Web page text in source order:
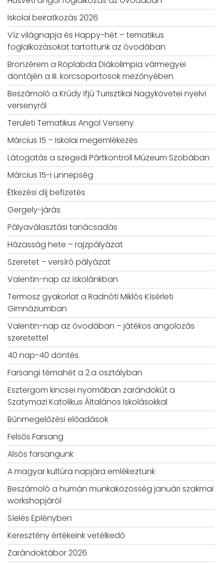
Iskolai beiratkozás 2026
Víz világnapja és Happy-hét – tematikus
foglalkozásokat tartottunk az óvodában
Bronzérem a Röplabda Diákolimpia vármegyei
döntőjén a III. korcsoportosok mezőnyében
Beszámoló a Krúdy Ifjú Turisztikai Nagykövetei nyelvi
versenyről
Területi Tematikus Angol Verseny
Március 15 – Iskolai megemlékezés
Látogatás a szegedi Pártkontroll Múzeum Szobában
Március 15-i ünnepség
Étkezési díj befizetés
Gergely-járás
Pályaválasztási tanácsadás
Házasság hete – rajzpályázat
Szeretet – versíró pályázat
Valentin-nap az iskolánkban
Termosz gyakorlat a Radnóti Miklós Kísérleti
Gimnáziumban
Valentin-nap az óvodában – játékos angolozás
szeretettel
40 nap-40 döntés
Farsangi témahét a 2.a osztályban
Esztergom kincsei nyomában zarándokút a
Szatymazi Katolikus Általános Iskolásokkal
Bűnmegelőzési előadások
Felsős Farsang
Alsós farsangunk
A magyar kultúra napjára emlékeztünk
Beszámoló a humán munkaközösség januári szakmai
workshopjáról
Síelés Eplényben
Keresztény értékeink vetélkedő
Zarándoktábor 2026